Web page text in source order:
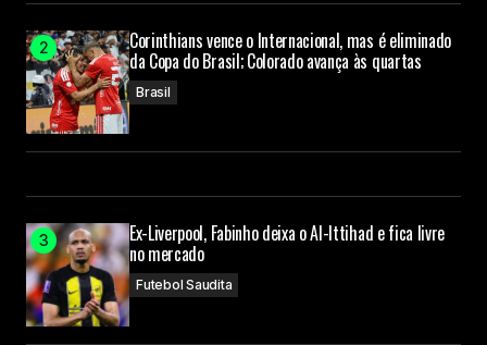
Corinthians vence o Internacional, mas é eliminado
da Copa do Brasil; Colorado avança às quartas
Brasil
Ex-Liverpool, Fabinho deixa o Al-Ittihad e fica livre
no mercado
Futebol Saudita